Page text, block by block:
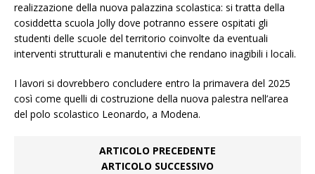
realizzazione della nuova palazzina scolastica: si tratta della
cosiddetta scuola Jolly dove potranno essere ospitati gli
studenti delle scuole del territorio coinvolte da eventuali
interventi strutturali e manutentivi che rendano inagibili i locali.
I lavori si dovrebbero concludere entro la primavera del 2025
così come quelli di costruzione della nuova palestra nell’area
del polo scolastico Leonardo, a Modena.
ARTICOLO PRECEDENTE
ARTICOLO SUCCESSIVO